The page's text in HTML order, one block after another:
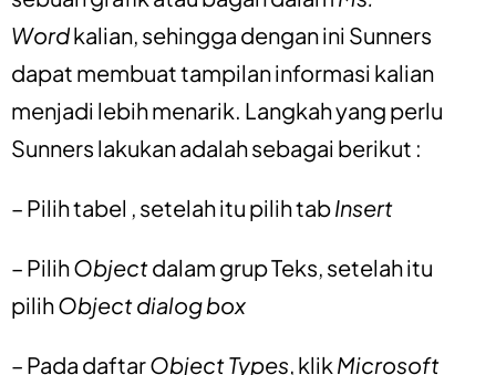
Wordkalian, sehingga dengan ini Sunners
dapat membuat tampilan informasi kalian
menjadi lebih menarik. Langkah yang perlu
Sunners lakukan adalah sebagai berikut :
– Pilih tabel , setelah itu pilih tabInsert
– PilihObjectdalam grup Teks, setelah itu
pilihObject dialog box
– Pada daftarObject Types, klik Microsoft